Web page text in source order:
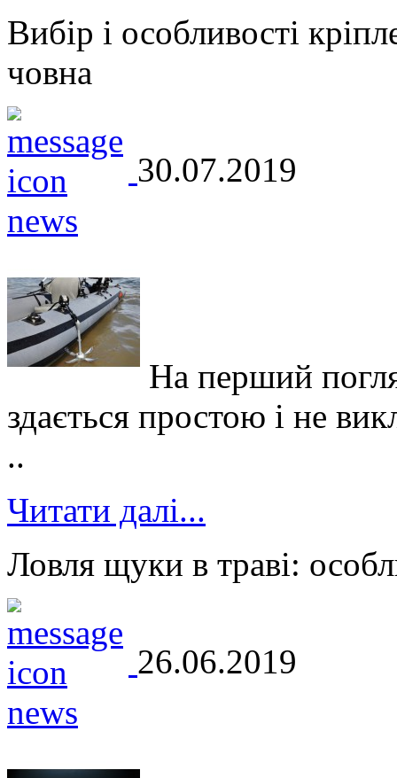
Вибір і особливості
човна
30.07.2019
На перший
здається простою і не
..
Читати далі...
Ловля щуки в траві:
26.06.2019